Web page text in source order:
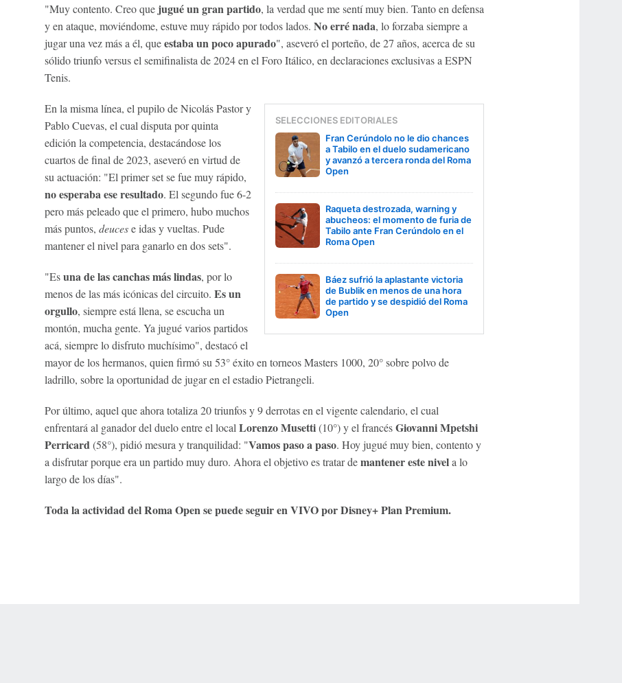
"Muy contento. Creo quejugué un gran partido, la verdad que me sentí muy bien. Tanto en defensa
y en ataque, moviéndome, estuve muy rápido por todos lados. No erré nada, lo forzaba siempre a
jugar una vez más a él, queestaba un poco apurado", aseveró el porteño, de 27 años, acerca de su
sólido triunfo versus el semifinalista de 2024 en el Foro Itálico, en declaraciones exclusivas a ESPN
Tenis.
SELECCIONES EDITORIALES
Fran Cerúndolo no le dio chances
a Tabilo en el duelo sudamericano
y avanzó a tercera ronda del Roma
Open
Raqueta destrozada, warning y
abucheos: el momento de furia de
Tabilo ante Fran Cerúndolo en el
Roma Open
Báez sufrió la aplastante victoria
de Bublik en menos de una hora
de partido y se despidió del Roma
Open
En la misma línea, el pupilo de Nicolás Pastor y
Pablo Cuevas, el cual disputa por quinta
edición la competencia, destacándose los
cuartos de final de 2023, aseveró en virtud de
su actuación: "El primer set se fue muy rápido,
no esperaba ese resultado. El segundo fue 6-2
pero más peleado que el primero, hubo muchos
más puntos, deucese idas y vueltas. Pude
mantener el nivel para ganarlo en dos sets".
"Esuna de las canchas más lindas, por lo
menos de las más icónicas del circuito. Es un
orgullo, siempre está llena, se escucha un
montón, mucha gente. Ya jugué varios partidos
acá, siempre lo disfruto muchísimo", destacó el
mayor de los hermanos, quien firmó su 53° éxito en torneos Masters 1000, 20° sobre polvo de
ladrillo, sobre la oportunidad de jugar en el estadio Pietrangeli.
Por último, aquel que ahora totaliza 20 triunfos y 9 derrotas en el vigente calendario, el cual
enfrentará al ganador del duelo entre el localLorenzo Musetti(10°) y el francésGiovanni Mpetshi
Perricard(58°), pidió mesura y tranquilidad: "Vamos paso a paso. Hoy jugué muy bien, contento y
a disfrutar porque era un partido muy duro. Ahora el objetivo es tratar demantener este nivela lo
largo de los días".
Toda la actividad del Roma Open se puede seguir en VIVO por Disney+ Plan Premium.